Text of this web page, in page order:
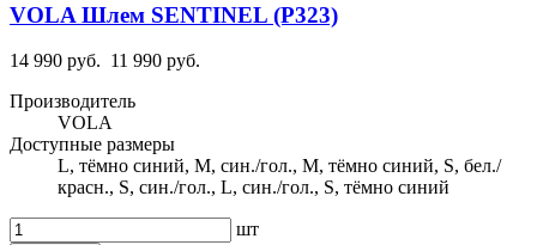
VOLA Шлем SENTINEL (P323)
14 990 руб. 11 990 руб.
Производитель
VOLA
Доступные размеры
L, тёмно синий, M, син./гол., M, тёмно синий, S, бел./
красн., S, син./гол., L, син./гол., S, тёмно синий
шт